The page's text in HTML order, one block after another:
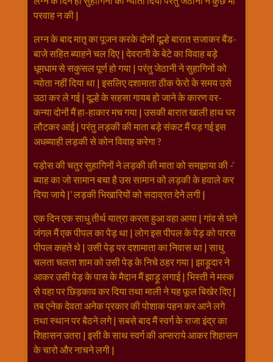
परवाह न की |
लग्न के बाद मातृ का पूजन करके दोनों दूल्हे बारात सजाकर बैंड-
बाजे सहित ब्याहने चल दिए | देवरानी के बेटे का विवाह बड़े
धूमधाम से सकुसल पूर्ण हो गया | परंतु जेठानी ने सुहागिनों को
न्योता नहीं दिया था | इसलिए दशामाता ठीक फेरो के समय उसे
उठा कर ले गई | दूल्हे के सहसा गायब हो जाने के कारण वर-
कन्या दोनों मैं हा-हाकार मच गया | उसकी बारात खाली हाथ घर
लौटकर आई | परंतु लड़की की माता बड़े संकट मैं पड़ गई इस
अधब्याही लड़की से कोन विवाह करेगा ?
पड़ोस की चतुर सुहागिनों ने लड़की की माता को समझाया की -‘
ब्याह का जो सामान बचा है उस सामान को लड़की के हवाले कर
दिया जाये |’ लड़की भिखारियों को सदाव्रत देने लगी |
एक दिन एक साधु तीर्थ यात्रा करता हुआ वहा आया | गांव से घने
जंगल मैं एक पीपल का पेड़ था | लोग इस पीपल के पेड़ को पारस
पीपल कहते थे | उसी पेड़ पर दशामाता का निवास था | साधु
चलता चलता शाम को उसी पेड़ के निचे ठहर गया | झाड़ूदार ने
आकर उसी पेड़ के पास के मैदान मैं झाड़ू लगाई | भिस्ती ने मस्क
से वहा पर छिड़काव कर दिया तथा माली ने यह फूल बिखेर दिए |
तब एनेक देवता अनेक प्रकार की पोशाक पहन कर आने लगे
तथा स्थान पर बैठने लगे | सबसे बाद मैं स्वर्ग के राजा इंद्र का
शिहासन उतरा | इसी के साथ स्वर्ग की अप्सराये आकर शिहासन
के चारो और नाचने लगी |